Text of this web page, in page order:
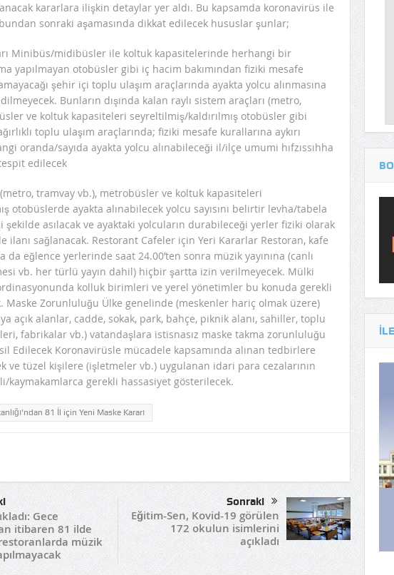
kararlara ilişkin detaylar yer aldı. Bu kapsamda koronavirüs ile
sonraki aşamasında dikkat edilecek hususlar şunlar;
Minibüs/midibüsler ile koltuk kapasitelerinde herhangi bir
yapılmayan otobüsler gibi iç hacim bakımından fiziki mesafe
şehir içi toplu ulaşım araçlarında ayakta yolcu alınmasına
Bunların dışında kalan raylı sistem araçları (metro,
ve koltuk kapasiteleri seyreltilmiş/kaldırılmış otobüsler gibi
toplu ulaşım araçlarında; fiziki mesafe kurallarına aykırı
oranda/sayıda ayakta yolcu alınabileceği il/ilçe umumi hıfzıssıhha
edilecek
(metro, tramvay vb.), metrobüsler ve koltuk kapasiteleri
otobüslerde ayakta alınabilecek yolcu sayısını belirtir levha/tabela
şekilde asılacak ve ayaktaki yolcuların durabileceği yerler fiziki olarak
ilanı sağlanacak. Restorant Cafeler için Yeri Kararlar Restoran, kafe
da eğlence yerlerinde saat 24.00’ten sonra müzik yayınına (canlı
vb. her türlü yayın dahil) hiçbir şartta izin verilmeyecek. Mülki
kolluk birimleri ve yerel yönetimler bu konuda gerekli
Zorunluluğu Ülke genelinde (meskenler hariç olmak üzere)
açık alanlar, cadde, sokak, park, bahçe, piknik alanı, sahiller, toplu
fabrikalar vb.) vatandaşlara istisnasız maske takma zorunluluğu
Edilecek Koronavirüsle mücadele kapsamında alınan tedbirlere
ve tüzel kişilere (işletmeler vb.) uygulanan idari para cezalarının
kaymakamlarca gerekli hassasiyet gösterilecek.
81 İl için Yeni Maske Kararı
Gece
itibaren 81 ilde
müzik
Sonraki
Eğitim-Sen, Kovid-19 görülen
172 okulun isimlerini
açıkladı